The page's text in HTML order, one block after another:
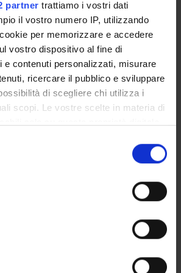
partner trattiamo i vostri dati
il vostro numero IP, utilizzando
per memorizzare e accedere
vostro dispositivo al fine di
e contenuti personalizzati, misurare
ricercare il pubblico e sviluppare
di scegliere chi utilizza i
scopi. Le vostre scelte in materia di
il proprio consenso in qualsiasi
sui cookie o facendo clic
informazioni sulla tua posizione
un'approssimazione di qualche
tuo dispositivo, scansionandolo
ESTERNI